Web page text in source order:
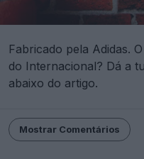
Fabricado pela Adidas.
do Internacional? Dá a
abaixo do artigo.
Mostrar Comentários